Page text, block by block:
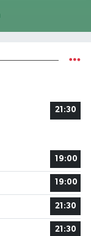
21:30
19:00
19:00
21:30
21:30